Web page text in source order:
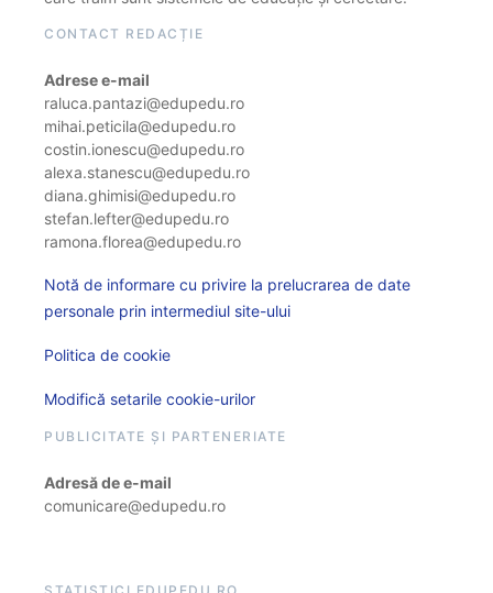
CONTACT REDACȚIE
Adrese e-mail
raluca.pantazi@edupedu.ro
mihai.peticila@edupedu.ro
costin.ionescu@edupedu.ro
alexa.stanescu@edupedu.ro
diana.ghimisi@edupedu.ro
stefan.lefter@edupedu.ro
ramona.florea@edupedu.ro
Notă de informare cu privire la prelucrarea de date
personale prin intermediul site-ului
Politica de cookie
Modifică setarile cookie-urilor
PUBLICITATE ȘI PARTENERIATE
Adresă de e-mail
comunicare@edupedu.ro